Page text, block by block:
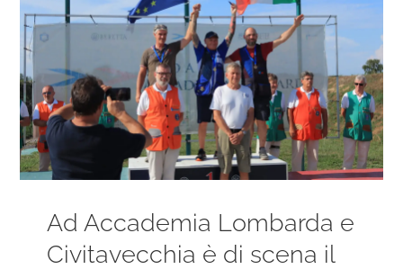
Ad Accademia Lombarda e
Civitavecchia è di scena il